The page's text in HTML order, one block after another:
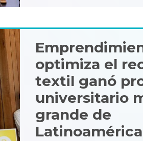
optimiza el
textil ganó
universitario
grande de
Latinoamérica